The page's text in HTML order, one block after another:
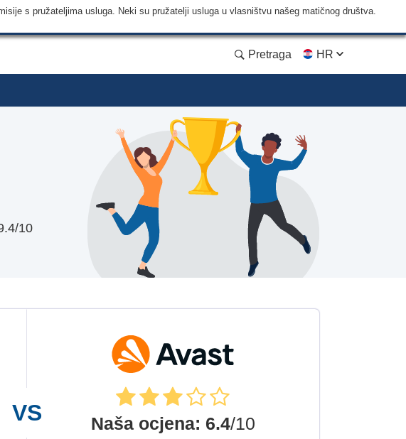
s pružateljima usluga. Neki su pružatelji usluga u vlasništvu našeg matičnog društva.
Pretraga HR
10
Naša ocjena: 6.4/10